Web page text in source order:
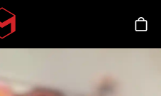
Skip to main content